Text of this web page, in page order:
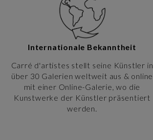
Internationale Bekanntheit
Carré d'artistes stellt seine Künstler in
über 30 Galerien weltweit aus & online
mit einer Online-Galerie, wo die
Kunstwerke der Künstler präsentiert
werden.